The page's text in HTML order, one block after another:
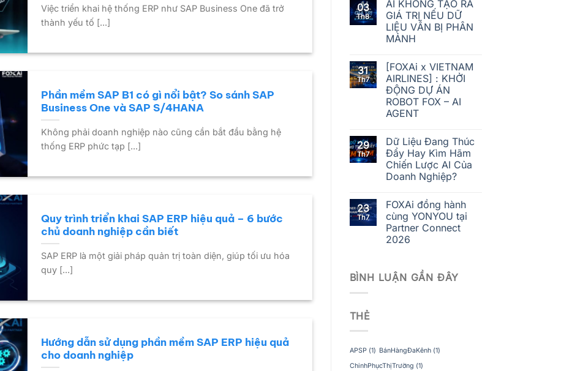
Việc triển khai hệ thống ERP như SAP Business One đã trở
thành yếu tố [...]
Phần mềm SAP B1 có gì nổi bật? So sánh SAP
Business One và SAP S/4HANA
Không phải doanh nghiệp nào cũng cần bắt đầu bằng hệ
thống ERP phức tạp [...]
Quy trình triển khai SAP ERP hiệu quả – 6 bước
chủ doanh nghiệp cần biết
SAP ERP là một giải pháp quản trị toàn diện, giúp tối ưu hóa
quy [...]
Hướng dẫn sử dụng phần mềm SAP ERP hiệu quả
cho doanh nghiệp
03
Th8
AI KHÔNG TẠO RA
GIÁ TRỊ NẾU DỮ
LIỆU VẪN BỊ PHÂN
MẢNH
31
Th7
[FOXAi x VIETNAM
AIRLINES] : KHỞI
ĐỘNG DỰ ÁN
ROBOT FOX – AI
AGENT
29
Th7
Dữ Liệu Đang Thúc
Đẩy Hay Kìm Hãm
Chiến Lược AI Của
Doanh Nghiệp?
23
Th7
FOXAi đồng hành
cùng YONYOU tại
Partner Connect
2026
BÌNH LUẬN GẦN ĐÂY
THẺ
APSP(1) BánHàngĐaKênh(1)
ChinhPhụcThịTrường (1)